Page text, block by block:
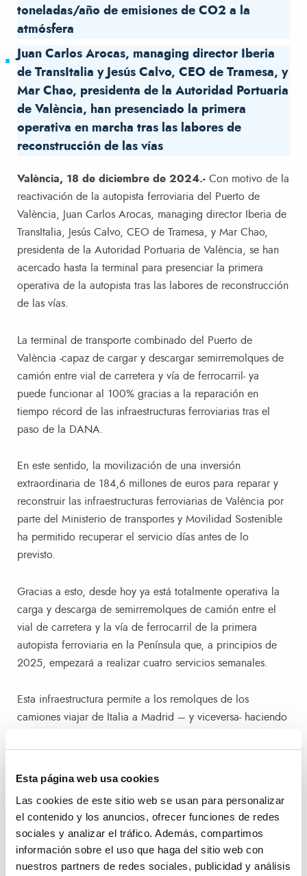
Esta página web usa cookies
Las cookies de este sitio web se usan para personalizar
el contenido y los anuncios, ofrecer funciones de redes
sociales y analizar el tráfico. Además, compartimos
información sobre el uso que haga del sitio web con
nuestros partners de redes sociales, publicidad y análisis
toneladas/año de emisiones de CO2 a la
atmósfera
Juan Carlos Arocas, managing director Iberia
de TransItalia y Jesús Calvo, CEO de Tramesa, y
Mar Chao, presidenta de la Autoridad Portuaria
de València, han presenciado la primera
operativa en marcha tras las labores de
reconstrucción de las vías
València, 18 de diciembre de 2024.- Con motivo de la
reactivación de la autopista ferroviaria del Puerto de
València, Juan Carlos Arocas, managing director Iberia de
TransItalia, Jesús Calvo, CEO de Tramesa, y Mar Chao,
presidenta de la Autoridad Portuaria de València, se han
acercado hasta la terminal para presenciar la primera
operativa de la autopista tras las labores de reconstrucción
de las vías.
La terminal de transporte combinado del Puerto de
València -capaz de cargar y descargar semirremolques de
camión entre vial de carretera y vía de ferrocarril- ya
puede funcionar al 100% gracias a la reparación en
tiempo récord de las infraestructuras ferroviarias tras el
paso de la DANA.
En este sentido, la movilización de una inversión
extraordinaria de 184,6 millones de euros para reparar y
reconstruir las infraestructuras ferroviarias de València por
parte del Ministerio de transportes y Movilidad Sostenible
ha permitido recuperar el servicio días antes de lo
previsto.
Gracias a esto, desde hoy ya está totalmente operativa la
carga y descarga de semirremolques de camión entre el
vial de carretera y la vía de ferrocarril de la primera
autopista ferroviaria en la Península que, a principios de
2025, empezará a realizar cuatro servicios semanales.
Esta infraestructura permite a los remolques de los
camiones viajar de Italia a Madrid – y viceversa- haciendo
así 16.000 toneladas/año de emisiones de CO2 a la
Características técnicas
La terminal del Puerto de València está dotada con todas
las infraestructuras necesarias para que los operadores